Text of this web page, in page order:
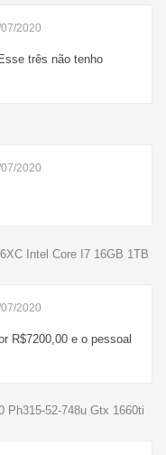
2020
três não tenho
2020
Intel Core I7 16GB 1TB
2020
R$7200,00 e o pessoal
Ph315-52-748u Gtx 1660ti